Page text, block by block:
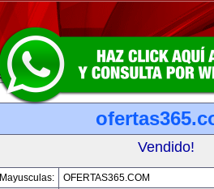
Vendido!
Mayusculas:
OFERTAS365.COM